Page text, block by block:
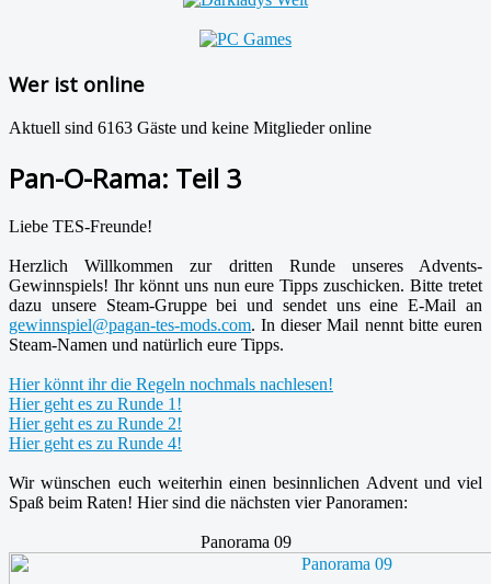
Wer ist online
Aktuell sind 6163 Gäste und keine Mitglieder online
Pan-O-Rama: Teil 3
Liebe TES-Freunde!
Herzlich Willkommen zur dritten Runde unseres Advents-
Gewinnspiels! Ihr könnt uns nun eure Tipps zuschicken. Bitte tretet
dazu unsere Steam-Gruppe bei und sendet uns eine E-Mail an
gewinnspiel@pagan-tes-mods.com. In dieser Mail nennt bitte euren
Steam-Namen und natürlich eure Tipps.
Hier könnt ihr die Regeln nochmals nachlesen!
Hier geht es zu Runde 1!
Hier geht es zu Runde 2!
Hier geht es zu Runde 4!
Wir wünschen euch weiterhin einen besinnlichen Advent und viel
Spaß beim Raten! Hier sind die nächsten vier Panoramen:
Panorama 09